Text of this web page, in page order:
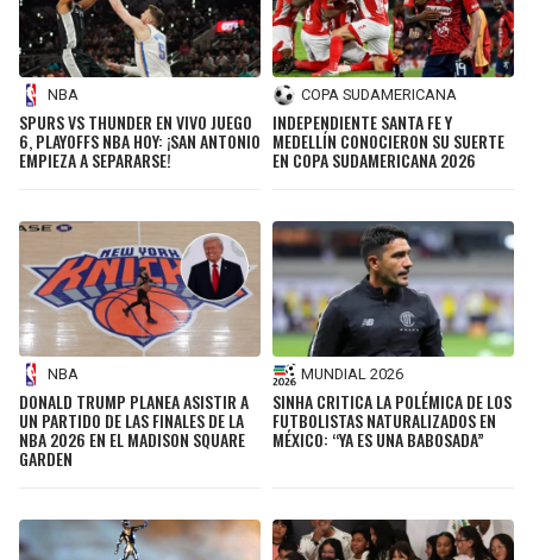
NBA
SPURS VS THUNDER EN VIVO JUEGO
6, PLAYOFFS NBA HOY: ¡SAN ANTONIO
EMPIEZA A SEPARARSE!
COPA SUDAMERICANA
INDEPENDIENTE SANTA FE Y
MEDELLÍN CONOCIERON SU SUERTE
EN COPA SUDAMERICANA 2026
NBA
DONALD TRUMP PLANEA ASISTIR A
UN PARTIDO DE LAS FINALES DE LA
NBA 2026 EN EL MADISON SQUARE
GARDEN
MUNDIAL 2026
SINHA CRITICA LA POLÉMICA DE LOS
FUTBOLISTAS NATURALIZADOS EN
MÉXICO: “YA ES UNA BABOSADA”